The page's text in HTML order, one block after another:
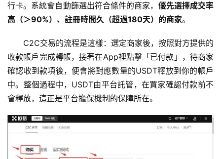
行卡。系統會自動篩選出符合條件的商家， 優先選擇成交率
高（＞90%）、註冊時間久（超過180天）的商家。
C2C交易的流程是這樣：選定商家後，按照對方提供的
收款帳戶完成轉帳，接著在App裡點擊「已付款」，待商家
確認收到款項後，便會將對應數量的USDT釋放到你的帳戶
中。整個過程中，USDT由平台託管，在買家確認付款前不
會釋放，這正是平台擔保機制的保障所在。